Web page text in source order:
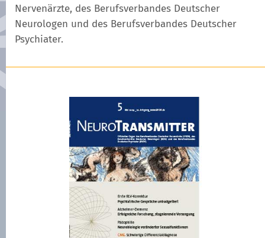
Nervenärzte, des Berufsverbandes Deutscher
Neurologen und des Berufsverbandes Deutscher
Psychiater.